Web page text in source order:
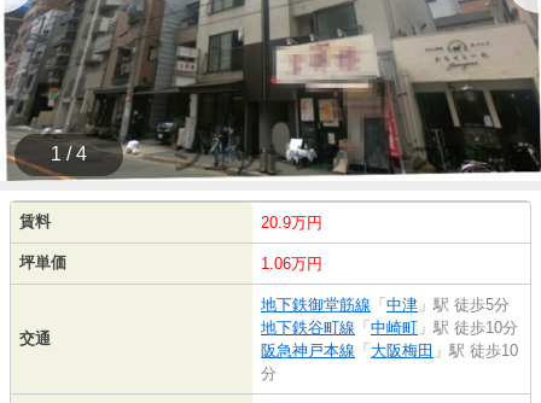
1 / 4
賃料 20.9万円
坪単価 1.06万円
交通
地下鉄御堂筋線 「 中津 」駅 徒歩5分
地下鉄谷町線 「 中崎町 」駅 徒歩10分
阪急神戸本線 「 大阪梅田 」駅 徒歩10
分